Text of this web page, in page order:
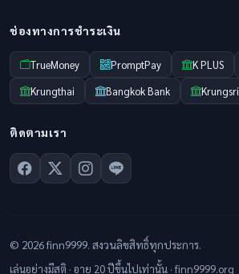
ช่องทางการชำระเงิน
TrueMoney PromptPay K PLUS
Krungthai
Bangkok Bank Krungsri
ติดตามเรา
© 2026 finn9999. สงวนลิขสิทธิ์ทุกประการ.
เล่นอย่างมีสติ · อายุ 20 ปีขึ้นไปเท่านั้น · finn9999.org